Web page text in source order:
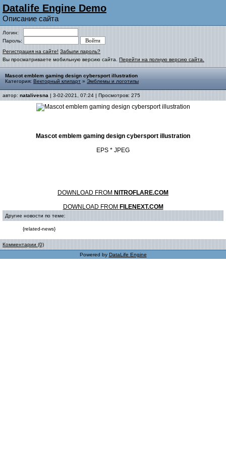
Datalife Engine Demo
Описание сайта
Логин:
Пароль:
Регистрация на сайте! Забыли пароль?
Вы просматриваете мобильную версию сайта. Перейти на полную версию сайта.
Mascot emblem gaming design cybersport illustration
Категория: Векторный клипарт » Эмблемы и логотипы
автор: natalivesna | 3-02-2021, 07:24 | Просмотров: 275
Mascot emblem gaming design cybersport illustration
EPS * JPEG
DOWNLOAD FROM NITROFLARE.COM
DOWNLOAD FROM FILENEXT.COM
Другие новости по теме:
{related-news}
Комментарии (0)
Powered by DataLife Engine